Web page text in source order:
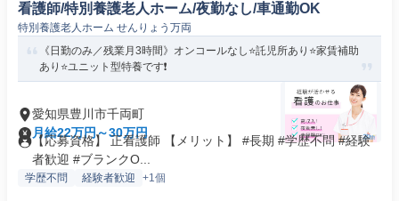
看護師/特別養護老人ホーム/夜勤なし/車通勤OK
特別養護老人ホーム せんりょう万両
《日勤のみ／残業月3時間》オンコールなし⭐託児所あり⭐家賃補助
あり⭐ユニット型特養です❗️
愛知県豊川市千両町
月給22万円～30万円
【応募資格】 正看護師 【メリット】 #長期 #学歴不問 #経験
者歓迎 #ブランクO...
学歴不問 経験者歓迎 +1個